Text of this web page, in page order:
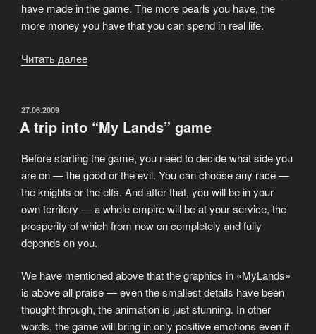
have made in the game. The more pearls you have, the
more money you have that you can spend in real life.
Читать далее
“MyLands”»
ОПУБЛИКОВАНО
27.06.2009
A trip into “My Lands” game
Before starting the game, you need to decide what side you
are on — the good or the evil. You can choose any race —
the knights or the elfs. And after that, you will be in your
own territory — a whole empire will be at your service, the
prosperity of which from now on completely and fully
depends on you.
We have mentioned above that the graphics in «MyLands»
is above all praise — even the smallest details have been
thought through, the animation is just stunning. In other
words, the game will bring in only positive emotions even if